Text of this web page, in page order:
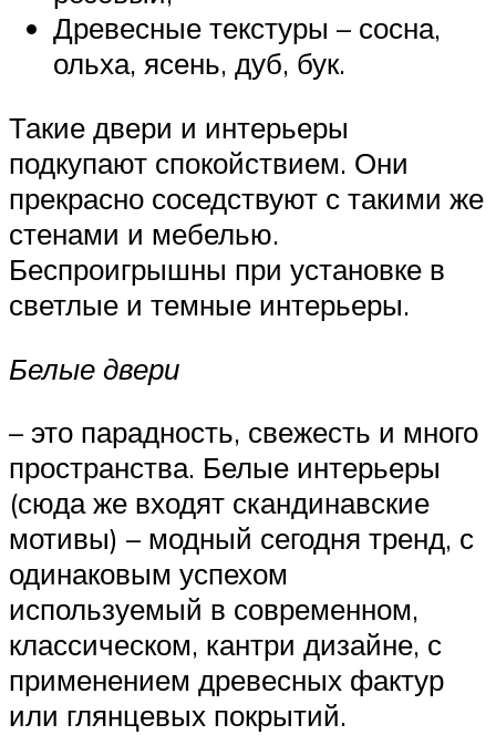
Древесные текстуры – сосна,
ольха, ясень, дуб, бук.
Такие двери и интерьеры
подкупают спокойствием. Они
прекрасно соседствуют с такими же
стенами и мебелью.
Беспроигрышны при установке в
светлые и темные интерьеры.
Белые двери
– это парадность, свежесть и много
пространства. Белые интерьеры
(сюда же входят скандинавские
мотивы) – модный сегодня тренд, с
одинаковым успехом
используемый в современном,
классическом, кантри дизайне, с
применением древесных фактур
или глянцевых покрытий.